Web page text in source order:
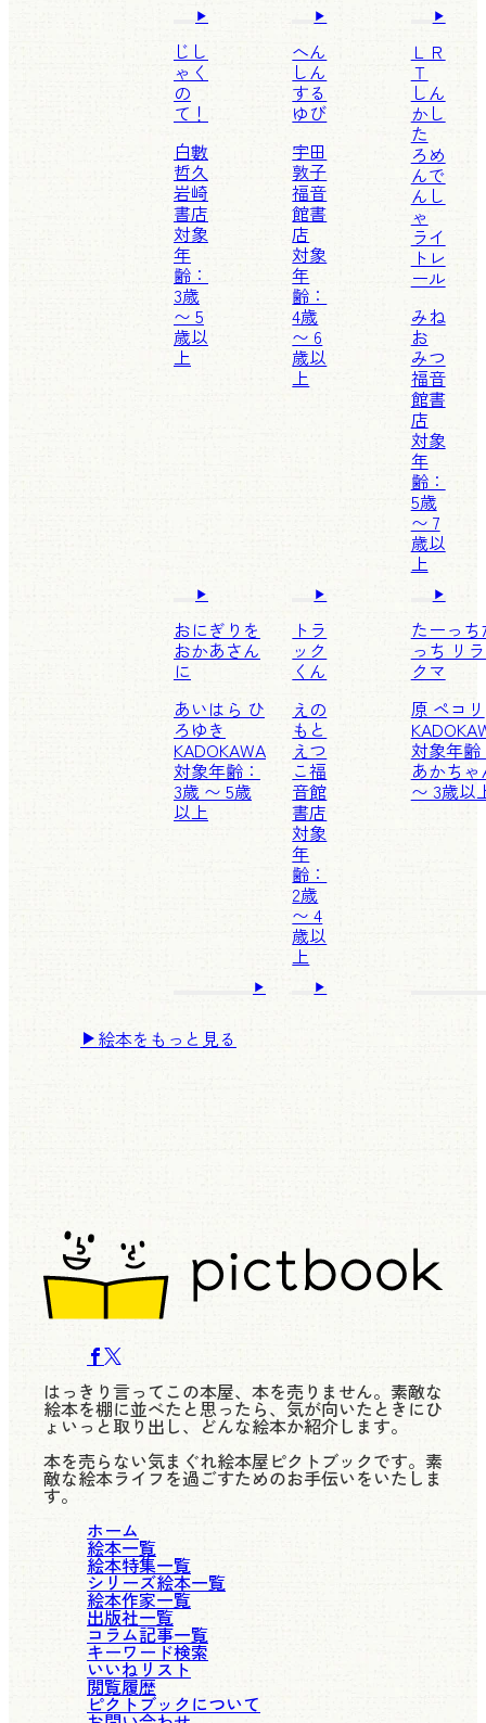
じし
ゃく
の
て！
白數
哲久
岩崎
書店
対象
年
齢：
3歳
〜 5
歳以
上
へん
しん
する
ゆび
宇田
敦子
福音
館書
店
対象
年
齢：
4歳
〜 6
歳以
上
ＬＲ
Ｔ
しん
かし
た
ろめ
んで
んし
ゃ
ライ
トレ
ール
みね
お
みつ
福音
館書
店
対象
年
齢：
5歳
〜 7
歳以
上
おにぎりを
おかあさん
に
あいはら ひ
ろゆき
KADOKAWA
対象年齢：
3歳 〜 5歳
以上
トラ
ック
くん
えの
もと
えつ
こ福
音館
書店
対象
年
齢：
2歳
〜 4
歳以
上
たーっち
っち リ
クマ
原 ペコリ
対象年齢
あかちゃ
〜 3歳以
絵本をもっと見る
はっきり言ってこの本屋、本を売りません。素敵な
絵本を棚に並べたと思ったら、気が向いたときにひ
ょいっと取り出し、どんな絵本か紹介します。
本を売らない気まぐれ絵本屋ピクトブックです。素
敵な絵本ライフを過ごすためのお手伝いをいたしま
す。
ホーム
絵本一覧
絵本特集一覧
シリーズ絵本一覧
絵本作家一覧
出版社一覧
コラム記事一覧
キーワード検索
いいねリスト
閲覧履歴
ピクトブックについて